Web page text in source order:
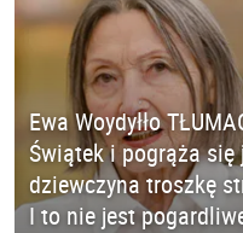
Ewa Woydyłło
Świątek i pogrąża się
dziewczyna troszkę
I to nie jest